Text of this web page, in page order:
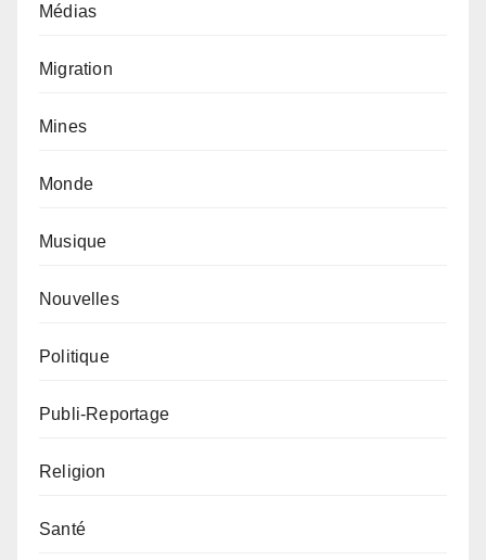
Médias
Migration
Mines
Monde
Musique
Nouvelles
Politique
Publi-Reportage
Religion
Santé